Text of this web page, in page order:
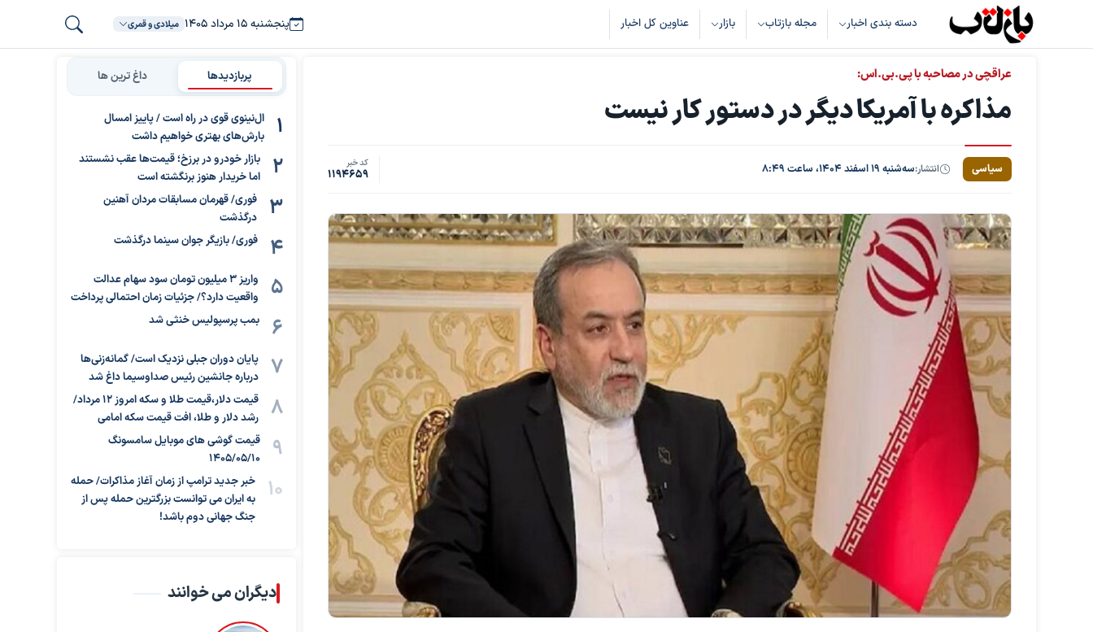
دسته بندی اخبار مجله بازتاب بازار عناوین کل اخبار پنجشنبه ۱۵ مرداد ۱۴۰۵ میلادی و قمری
عراقچی در مصاحبه با پی.بی.اس:
مذاکره با آمریکا دیگر در دستور کار نیست
سیاسی انتشار:سه‌شنبه ۱۹ اسفند ۱۴۰۴، ساعت ۸:۴۹ کد خبر
1194659
پربازدیدها داغ ترین ها
ال‌نینوی قوی در راه است / پاییز امسال
بارش‌های بهتری خواهیم داشت
بازار خودرو در برزخ؛ قیمت‌ها عقب نشستند
اما خریدار هنوز برنگشته است
فوری/ قهرمان مسابقات مردان آهنین
درگذشت
فوری/ بازیگر جوان سینما درگذشت
واریز ۳ میلیون تومان سود سهام عدالت
واقعیت دارد؟/ جزئیات زمان احتمالی پرداخت
بمب پرسپولیس خنثی شد
پایان دوران جبلی نزدیک است/ گمانه‌زنی‌ها
درباره جانشین رئیس صداوسیما داغ شد
قیمت دلار،قیمت طلا و سکه امروز ۱۲ مرداد/
رشد دلار و طلا، افت قیمت سکه امامی
قیمت گوشی های موبایل سامسونگ
1405/05/10
خبر جدید ترامپ از زمان آغاز مذاکرات/ حمله
به ایران می توانست بزرگترین حمله پس از
جنگ جهانی دوم باشد!
دیگران می خوانند